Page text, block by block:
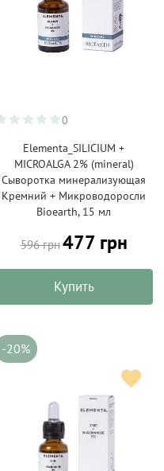
0
Elementa_SILICIUM +
MICROALGA 2% (mineral)
Сыворотка минерализующая
Кремний + Микроводоросли
Bioearth, 15 мл
596 грн477 грн
Купить
-20%